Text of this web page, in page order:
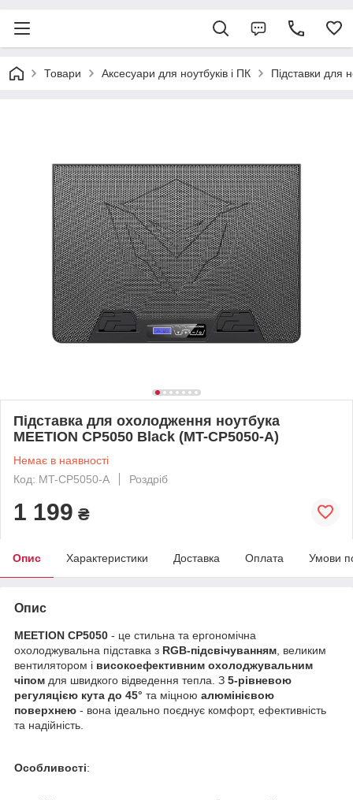
Товари Аксесуари для ноутбуків і ПК Підставки для
Підставка для охолодження ноутбука
MEETION CP5050 Black (MT-CP5050-A)
Немає в наявності
Код: MT-CP5050-A
Роздріб
1 199 ₴
Опис Характеристики Доставка Оплата Умови
Опис
MEETION CP5050 - це стильна та ергономічна
охолоджувальна підставка з RGB-підсвічуванням , великим
вентилятором і високоефективним охолоджувальним
чіпом для швидкого відведення тепла. З 5-рівневою
регуляцією кута до 45° та міцною алюмінієвою
поверхнею - вона ідеально поєднує комфорт, ефективність
та надійність.
Особливості: